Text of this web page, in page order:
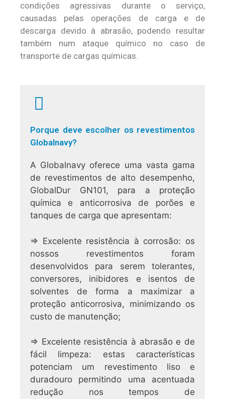
condições agressivas durante o serviço,
causadas pelas operações de carga e de
descarga devido à abrasão, podendo resultar
também num ataque químico no caso de
transporte de cargas químicas.
Porque deve escolher os revestimentos
Globalnavy?
A Globalnavy oferece uma vasta gama
de revestimentos de alto desempenho,
GlobalDur GN101, para a proteção
química e anticorrosiva de porões e
tanques de carga que apresentam:
⇒ Excelente resistência à corrosão: os
nossos revestimentos foram
desenvolvidos para serem tolerantes,
conversores, inibidores e isentos de
solventes de forma a maximizar a
proteção anticorrosiva, minimizando os
custo de manutenção;
⇒ Excelente resistência à abrasão e de
fácil limpeza: estas características
potenciam um revestimento liso e
duradouro permitindo uma acentuada
redução nos tempos de